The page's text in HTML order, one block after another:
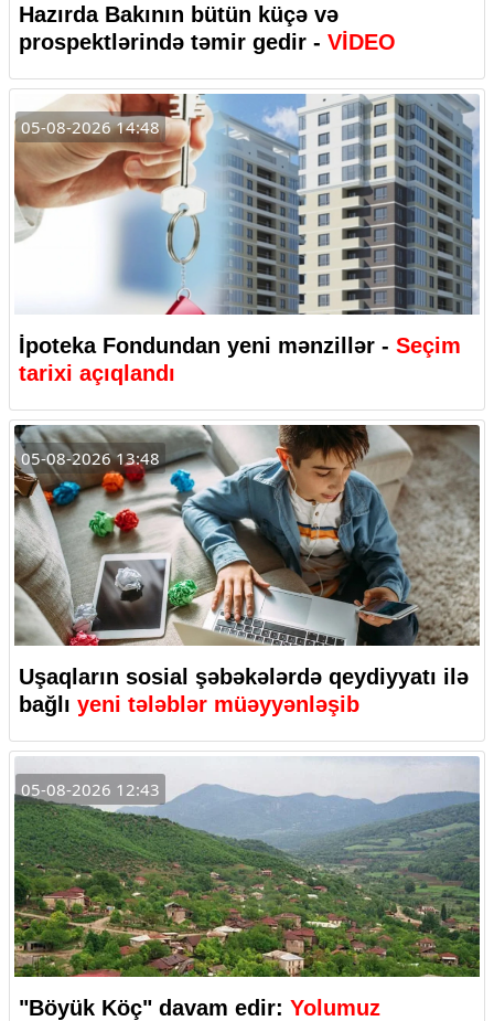
Hazırda Bakının bütün küçə və
prospektlərində təmir gedir - VİDEO
05-08-2026 14:48
İpoteka Fondundan yeni mənzillər - Seçim
tarixi açıqlandı
05-08-2026 13:48
Uşaqların sosial şəbəkələrdə qeydiyyatı ilə
bağlı yeni tələblər müəyyənləşib
05-08-2026 12:43
"Böyük Köç" davam edir: Yolumuz